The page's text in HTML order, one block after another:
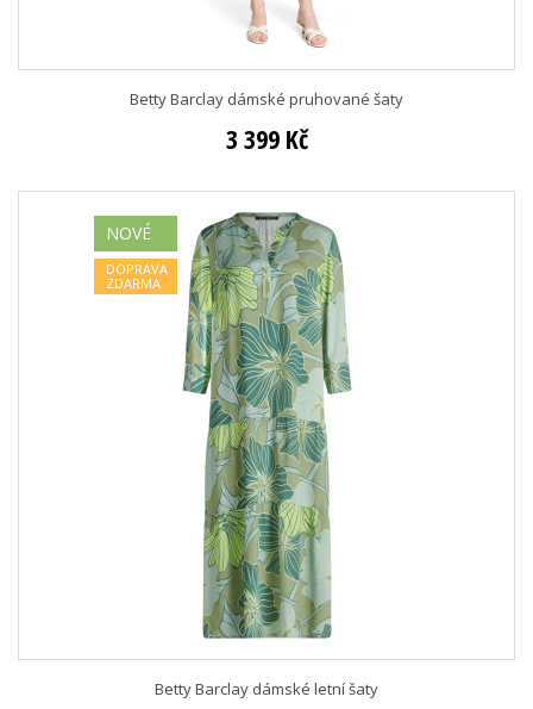
Betty Barclay dámské pruhované šaty
3 399 Kč
NOVÉ
DOPRAVA
ZDARMA
Betty Barclay dámské letní šaty